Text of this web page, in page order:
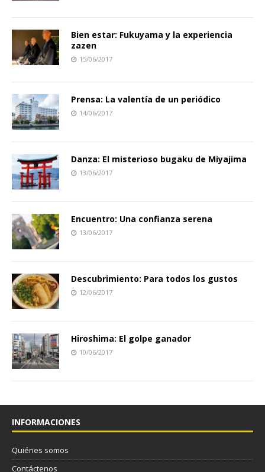
Bien estar: Fukuyama y la experiencia
zazen
15/06/2017
Prensa: La valentía de un periódico
14/06/2017
Danza: El misterioso bugaku de Miyajima
13/06/2017
Encuentro: Una confianza serena
13/06/2017
Descubrimiento: Para todos los gustos
12/06/2017
Hiroshima: El golpe ganador
10/06/2017
INFORMACIONES
Quiénes somos
Contáctenos